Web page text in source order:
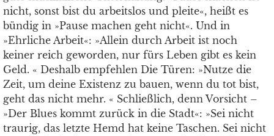
nicht, sonst bist du arbeitslos und pleite«, heißt es
bündig in »Pause machen geht nicht«. Und in
»Ehrliche Arbeit«: »Allein durch Arbeit ist noch
keiner reich geworden, nur fürs Leben gibt es kein
Geld. « Deshalb empfehlen Die Türen: »Nutze die
Zeit, um deine Existenz zu bauen, wenn du tot bist,
geht das nicht mehr. « Schließlich, denn Vorsicht –
»Der Blues kommt zurück in die Stadt«: »Sei nicht
traurig, das letzte Hemd hat keine Taschen. Sei nicht